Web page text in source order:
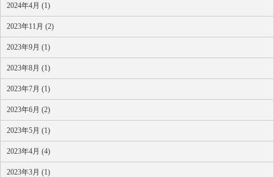
2024年4月 (1)
2023年11月 (2)
2023年9月 (1)
2023年8月 (1)
2023年7月 (1)
2023年6月 (2)
2023年5月 (1)
2023年4月 (4)
2023年3月 (1)